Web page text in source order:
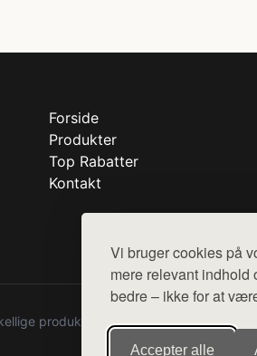
Vi bruger cookies på
mere relevant indhold
bedre – ikke for at
Accepter alle
Forside
Produkter
Top Rabatter
Kontakt
produkter fra diverse webshops.